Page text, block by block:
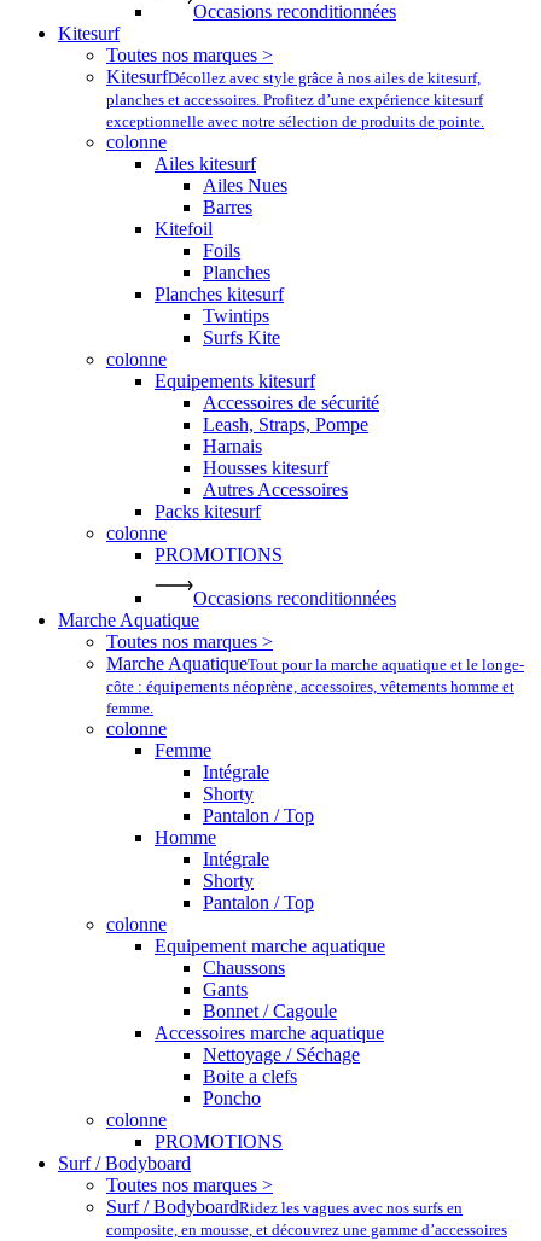
Occasions reconditionnées
Kitesurf
Toutes nos marques >
KitesurfDécollez avec style grâce à nos ailes de kitesurf,
planches et accessoires. Profitez d’une expérience kitesurf
exceptionnelle avec notre sélection de produits de pointe.
colonne
Ailes kitesurf
Ailes Nues
Barres
Kitefoil
Foils
Planches
Planches kitesurf
Twintips
Surfs Kite
colonne
Equipements kitesurf
Accessoires de sécurité
Leash, Straps, Pompe
Harnais
Housses kitesurf
Autres Accessoires
Packs kitesurf
colonne
PROMOTIONS
Occasions reconditionnées
Marche Aquatique
Toutes nos marques >
Marche AquatiqueTout pour la marche aquatique et le longe-
côte : équipements néoprène, accessoires, vêtements homme et
femme.
colonne
Femme
Intégrale
Shorty
Pantalon / Top
Homme
Intégrale
Shorty
Pantalon / Top
colonne
Equipement marche aquatique
Chaussons
Gants
Bonnet / Cagoule
Accessoires marche aquatique
Nettoyage / Séchage
Boite a clefs
Poncho
colonne
PROMOTIONS
Surf / Bodyboard
Toutes nos marques >
Surf / BodyboardRidez les vagues avec nos surfs en
composite, en mousse, et découvrez une gamme d’accessoires